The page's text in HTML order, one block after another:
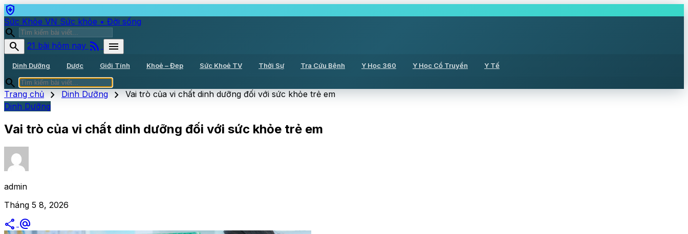
health_and_safety
Sức Khỏe VN Sức khỏe • Đời sống
search
search
21 bài hôm nay rss_feed menu
Dinh Dưỡng Dược Giới Tính Khoẻ – Đẹp Sức Khoẻ TV Thời Sự Tra Cứu Bệnh Y Học 360 Y Học Cổ Truyền Y Tế
search
Trang chủ chevron_right Dinh Dưỡng chevron_right Vai trò của vi chất dinh dưỡng đối với sức khỏe trẻ em
Dinh Dưỡng
Vai trò của vi chất dinh dưỡng đối với sức khỏe trẻ em
admin
Tháng 5 8, 2026
share alternate_email